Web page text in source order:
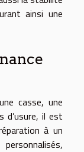
ainsi une
casse, une
d’usure, il est
à un